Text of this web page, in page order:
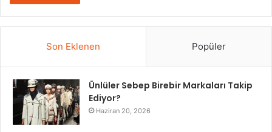
Son Eklenen Popüler
Ünlüler Sebep Birebir Markaları Takip
Ediyor?
Haziran 20, 2026